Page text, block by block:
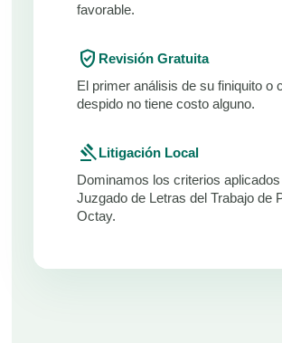
favorable.
verified_user Revisión Gratuita
El primer análisis de su finiquito o
despido no tiene costo alguno.
gavelLitigación Local
Dominamos los criterios
Juzgado de Letras del Trabajo de
Octay.